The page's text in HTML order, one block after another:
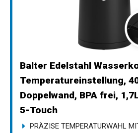
Balter Edelstahl
Temperatureinstellung,
Doppelwand, BPA frei,
5-Touch
PRÄZISE TEMPERATURWAHL